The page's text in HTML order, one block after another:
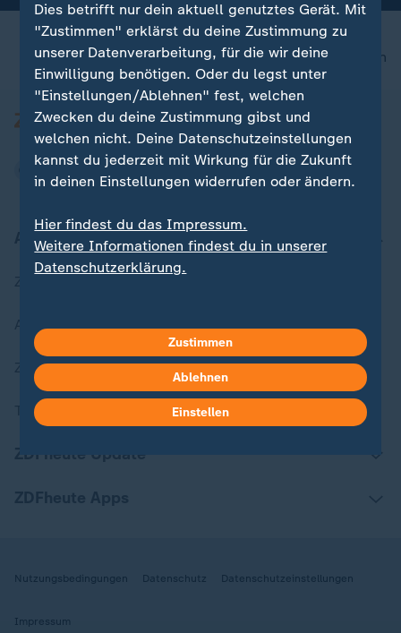
nach oben
Aktuell bei ZDFheute
Aktuelle Sendungs-Videos
ZDFheute Stories
Themen im Überblick
ZDFheute Update
Nutzungsbedingungen Datenschutz Datenschutzeinstellungen
Impressum
Dies betrifft nur dein aktuell genutztes Gerät. Mit
"Zustimmen" erklärst du deine Zustimmung zu
unserer Datenverarbeitung, für die wir deine
Einwilligung benötigen. Oder du legst unter
"Einstellungen/Ablehnen" fest, welchen
Zwecken du deine Zustimmung gibst und
welchen nicht. Deine Datenschutzeinstellungen
kannst du jederzeit mit Wirkung für die Zukunft
in deinen Einstellungen widerrufen oder ändern.
Hier findest du das Impressum.
Weitere Informationen findest du in unserer
Datenschutzerklärung.
Zustimmen
Ablehnen
Einstellen